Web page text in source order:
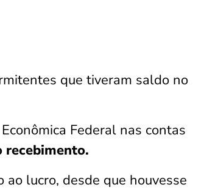
que tiveram saldo no
Federal nas contas
recebimento.
lucro, desde que houvesse